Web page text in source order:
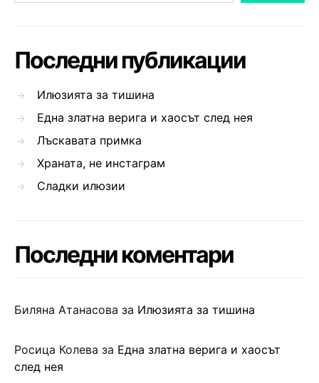
Последни публикации
Илюзията за тишина
Една златна верига и хаосът след нея
Лъскавата примка
Храната, не инстаграм
Сладки илюзии
Последни коментари
Биляна Атанасова за Илюзията за тишина
Росица Колева за Една златна верига и хаосът
след нея